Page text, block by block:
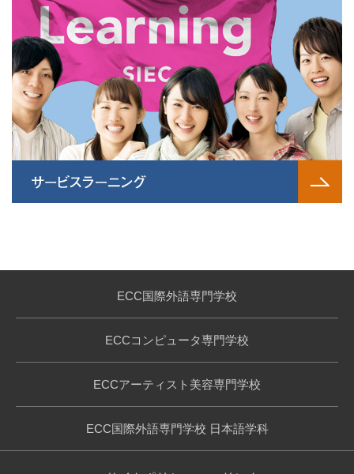
ECC国際外語専門学校
ECCコンピュータ専門学校
ECCアーティスト美容専門学校
ECC国際外語専門学校 日本語学科